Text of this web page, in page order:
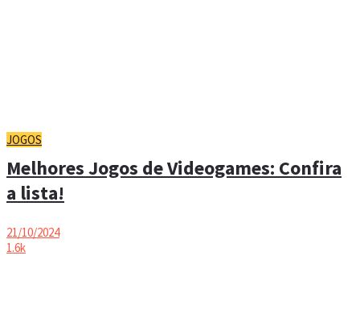
JOGOS
Melhores Jogos de Videogames: Confira
a lista!
21/10/2024
1.6k